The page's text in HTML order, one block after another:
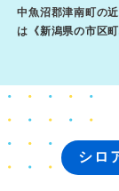
中魚沼郡津南町の
は《新潟県の市区
シロ